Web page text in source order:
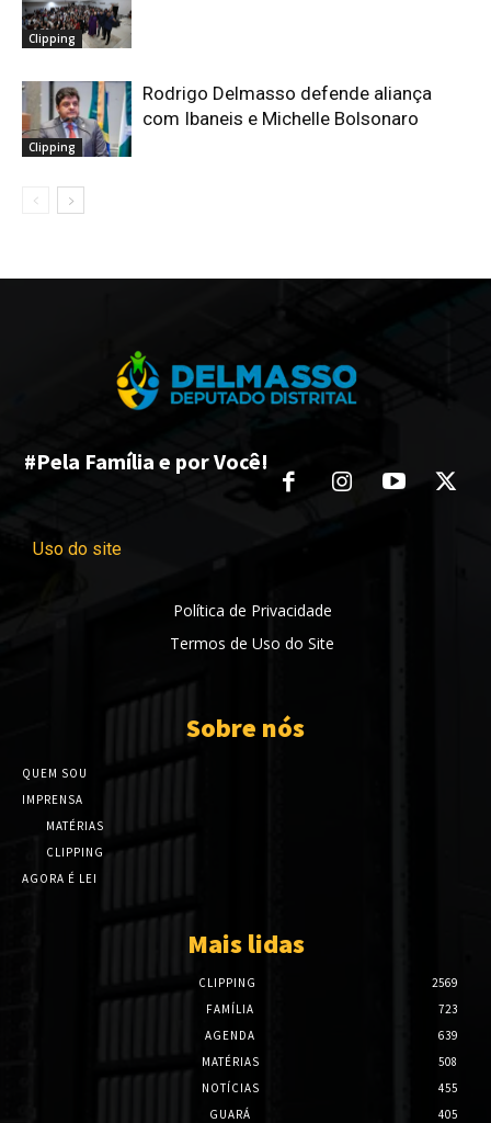
Clipping
Clipping
Rodrigo Delmasso defende aliança
com Ibaneis e Michelle Bolsonaro
#Pela Família e por Você!
Uso do site
Política de Privacidade
Termos de Uso do Site
Sobre nós
QUEM SOU
IMPRENSA
MATÉRIAS
CLIPPING
AGORA É LEI
Mais lidas
CLIPPING
2569
FAMÍLIA
723
AGENDA
639
MATÉRIAS
508
NOTÍCIAS
455
GUARÁ
405